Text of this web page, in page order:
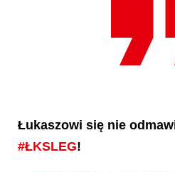
Łukaszowi się nie
#ŁKSLEG!